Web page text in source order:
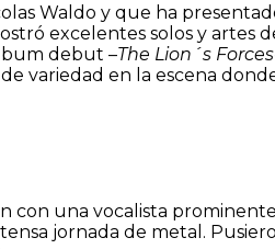
Waldo y que ha
excelentes solos y artes
debut –The Lion´s
variedad en la escena
con una vocalista
jornada de metal.